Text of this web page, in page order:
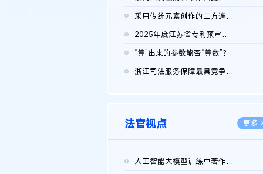
采用传统元素创作的二方连续装饰图案作品的独创性及侵权对比认定
2025年度江苏省专利预审典型案例
“算”出来的参数能否“算数”？
浙江司法服务保障最具竞争力营商环境建设典型案例（第二批）含侵...
法官视点 更多
人工智能大模型训练中著作权的合理使用